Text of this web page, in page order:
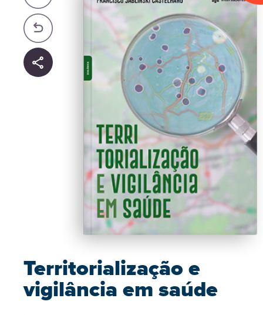
Territorialização e
vigilância em saúde